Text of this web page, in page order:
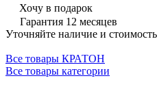
Хочу в подарок
Гарантия 12 месяцев
Уточняйте наличие и
Все товары КРАТОН
Все товары категории